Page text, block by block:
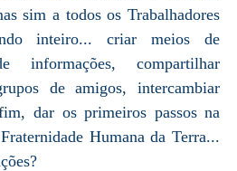
sim a todos os Trabalhadores
inteiro... criar meios de
informações, compartilhar
de amigos, intercambiar
dar os primeiros passos na
Humana da Terra...